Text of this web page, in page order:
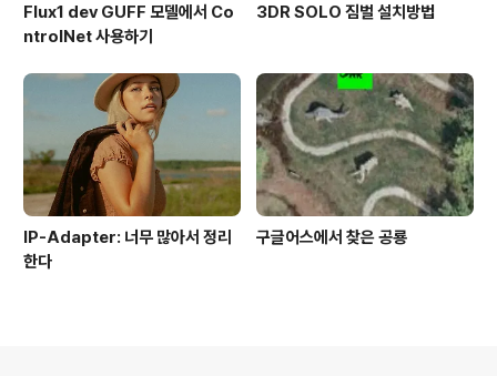
Flux1 dev GUFF 모델에서 Co
ntrolNet 사용하기
3DR SOLO 짐벌 설치방법
IP-Adapter: 너무 많아서 정리
한다
구글어스에서 찾은 공룡